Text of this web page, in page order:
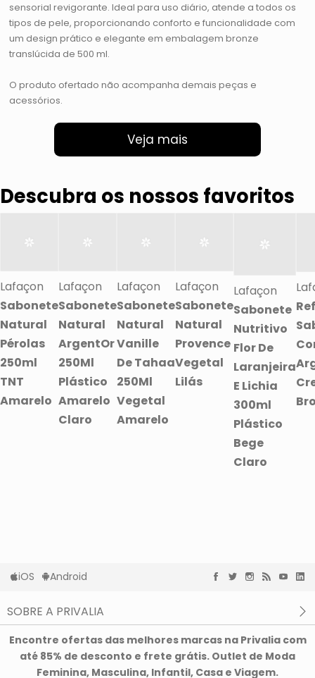
sensorial revigorante. Ideal para uso diário, atende a todos os
tipos de pele, proporcionando conforto e funcionalidade com
um design prático e elegante em embalagem bronze
translúcida de 500 ml.
O produto ofertado não acompanha demais peças e
acessórios.
Veja mais
Descubra os nossos favoritos
Lafaçon
Sabonete
Natural
Pérolas
250ml
TNT
Amarelo
Lafaçon
Sabonete
Natural
ArgentOr
250Ml
Plástico
Amarelo
Claro
Lafaçon
Sabonete
Natural
Vanille
De Tahaa
250Ml
Vegetal
Amarelo
Lafaçon
Sabonete
Natural
Provence
Vegetal
Lilás
Lafaçon
Sabonete
Nutritivo
Flor De
Laranjeira
E Lichia
300ml
Plástico
Bege
Claro
iOS Android
SOBRE A PRIVALIA
Privacidade e Cookies
Condições de uso
Encontre ofertas das melhores marcas na Privalia com
até 85% de desconto e frete grátis. Outlet de Moda
Feminina, Masculina, Infantil, Casa e Viagem.